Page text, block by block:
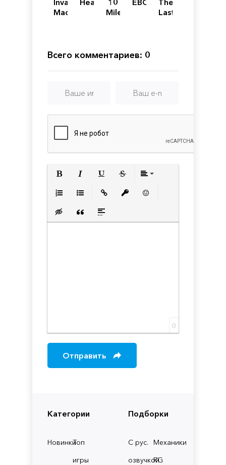
Категории
НовинкиТоп
игры
Подборки
С рус.
озвучкой
Механики
RG
Machine
Miles
Last
Всего комментариев: 0
Вставка скрытого текста
Вставка цитаты
Вставка спойлера
0
Отправить